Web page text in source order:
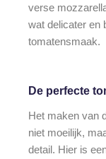
verse
wat delicater en
tomatensmaak.
De perfecte
Het maken van
niet moeilijk,
detail. Hier is